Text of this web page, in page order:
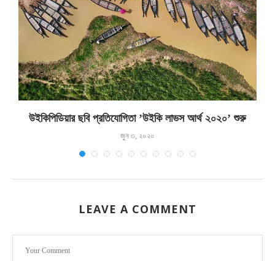
উইকিপিডিয়ার ছবি প্রতিযোগিতা ’উইকি লাভস আর্থ ২০২০’ শুরু
জুন ৩, ২০২০
LEAVE A COMMENT